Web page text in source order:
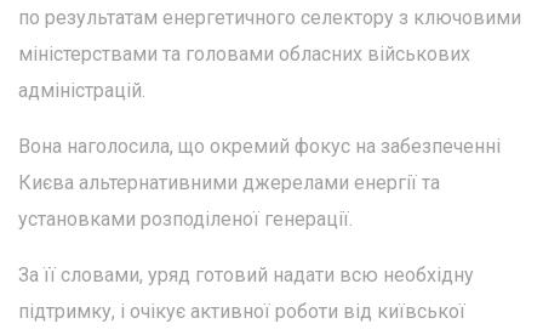
по результатам енергетичного селектору з ключовими
міністерствами та головами обласних військових
адміністрацій.
Вона наголосила, що окремий фокус на забезпеченні
Києва альтернативними джерелами енергії та
установками розподіленої генерації.
За її словами, уряд готовий надати всю необхідну
підтримку, і очікує активної роботи від київської